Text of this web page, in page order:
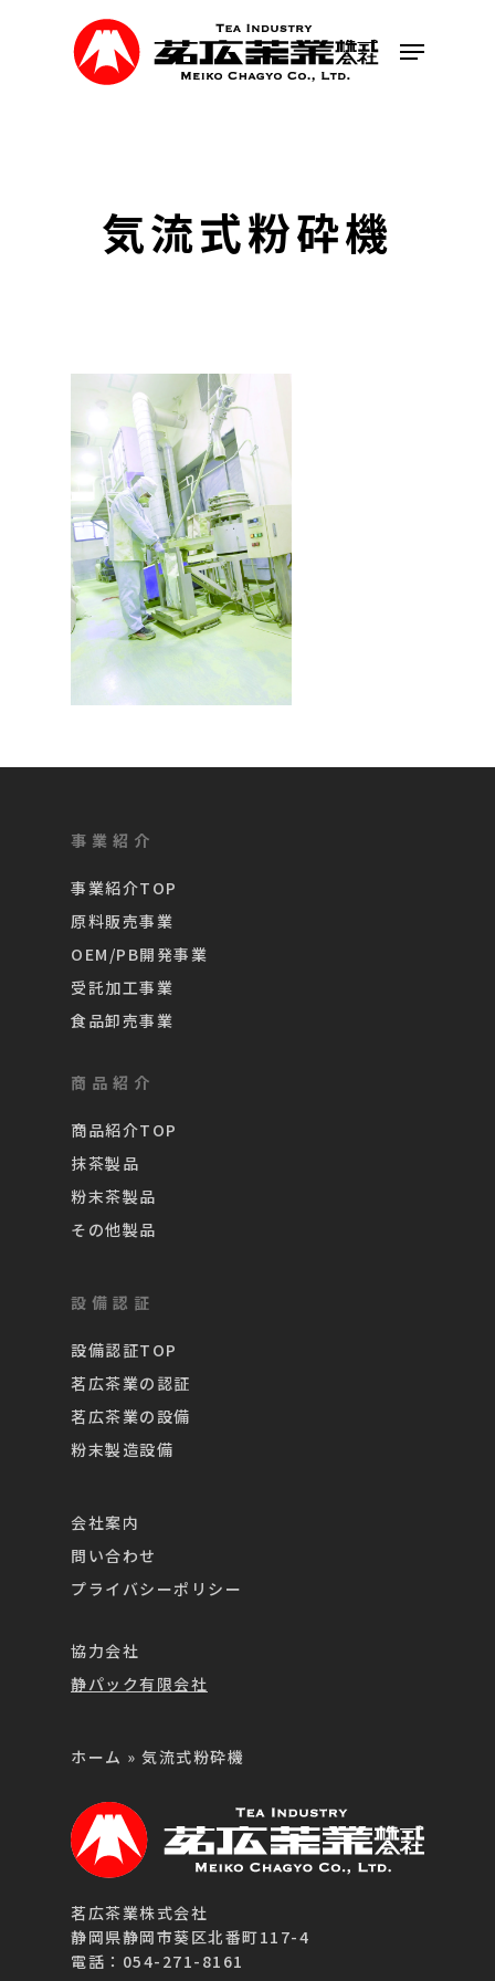
Menu
気流式粉砕機
事業紹介
事業紹介TOP
原料販売事業
OEM/PB開発事業
受託加工事業
食品卸売事業
商品紹介
商品紹介TOP
抹茶製品
粉末茶製品
その他製品
設備認証
設備認証TOP
茗広茶業の認証
茗広茶業の設備
粉末製造設備
会社案内
問い合わせ
プライバシーポリシー
協力会社
静パック有限会社
ホーム » 気流式粉砕機
茗広茶業株式会社
静岡県静岡市葵区北番町117-4
電話：054-271-8161